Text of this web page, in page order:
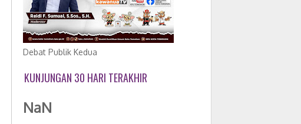
Debat Publik Kedua
KUNJUNGAN 30 HARI TERAKHIR
NaN